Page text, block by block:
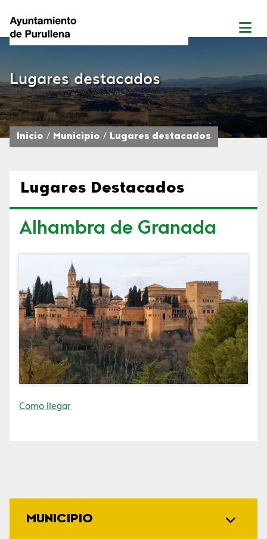
Lugares destacados
Inicio Municipio Lugares destacados
MUNICIPIO
Lugares Destacados
Alhambra de Granada
Como llegar